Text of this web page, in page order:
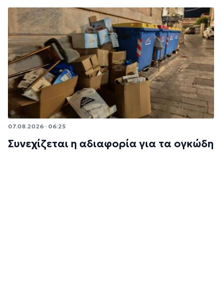
07.08.2026 · 06:25
Συνεχίζεται η αδιαφορία για τα ογκώδη